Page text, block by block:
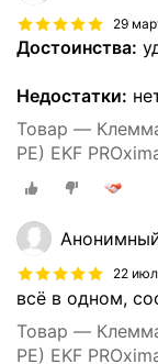
29
Достоинства:
Недостатки:
Товар —
PE) EKF
22
всё в одном,
Товар —
PE) EKF